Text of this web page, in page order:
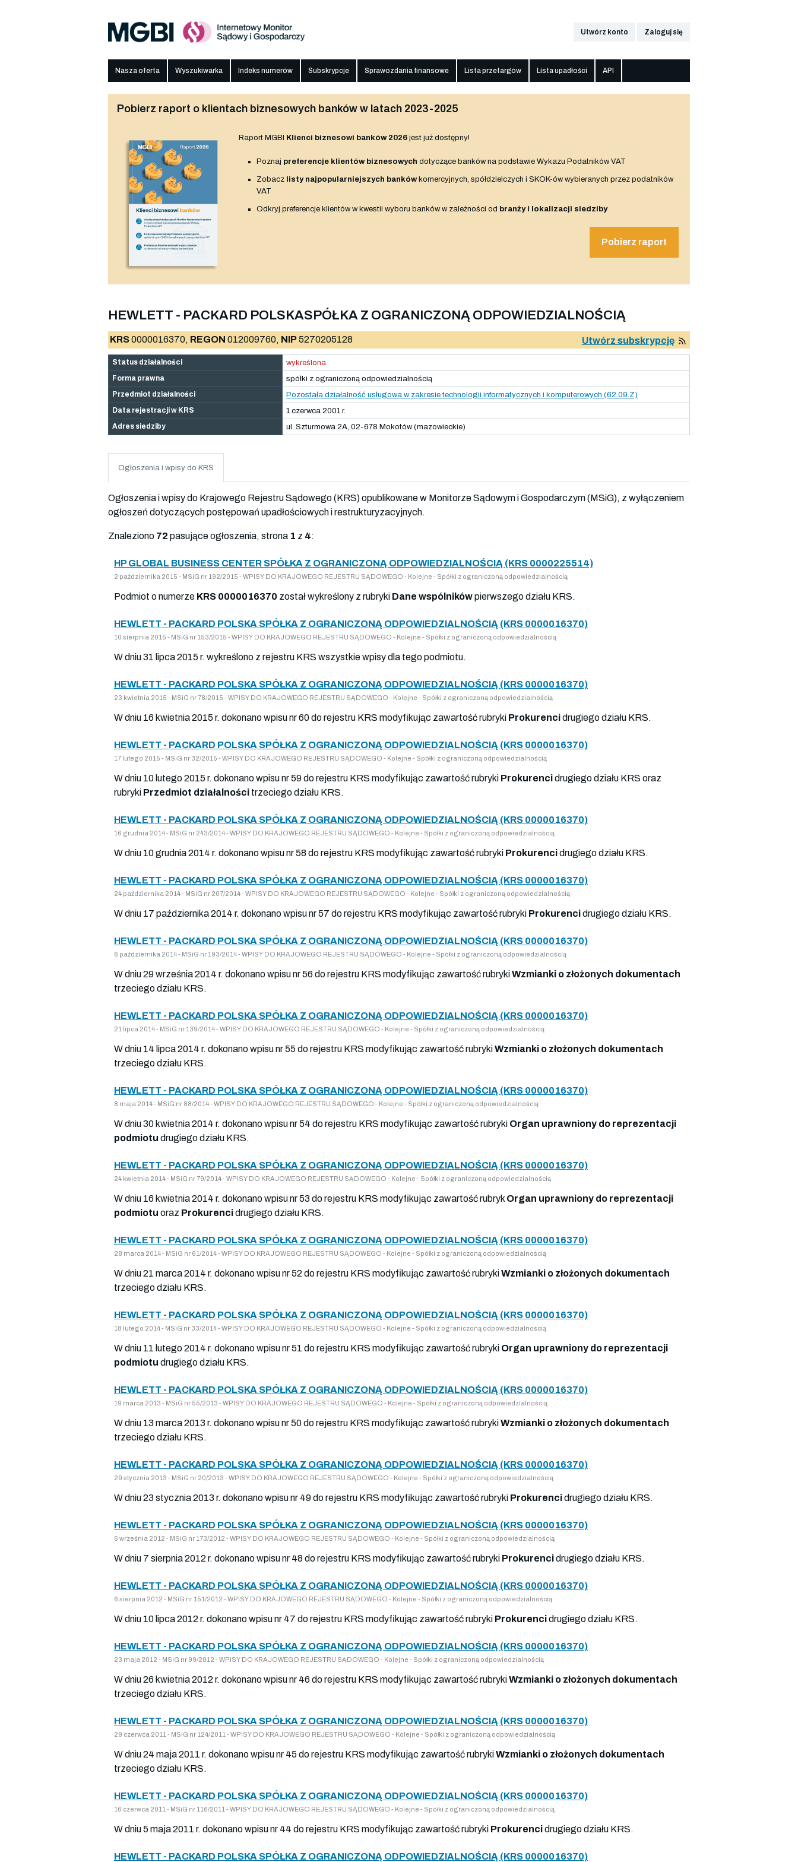
Utwórz konto Zaloguj się
Nasza oferta Wyszukiwarka Indeks numerów Subskrypcje Sprawozdania finansowe Lista przetargów Lista upadłości API
Pobierz raport o klientach biznesowych banków w latach 2023-2025
Raport MGBI Klienci biznesowi banków 2026 jest już dostępny!
Poznaj preferencje klientów biznesowych dotyczące banków na podstawie Wykazu Podatników VAT
Zobacz listy najpopularniejszych bankówkomercyjnych, spółdzielczych i SKOK-ów wybieranych przez podatników
VAT
Odkryj preferencje klientów w kwestii wyboru banków w zależności od branży i lokalizacji siedziby
Pobierz raport
HEWLETT - PACKARD POLSKASPÓŁKA Z OGRANICZONĄ ODPOWIEDZIALNOŚCIĄ
KRS0000016370, REGON 012009760, NIP5270205128 Utwórz subskrypcję
Status działalności
wykreślona
Forma prawna
spółki z ograniczoną odpowiedzialnością
Przedmiot działalności
Pozostała działalność usługowa w zakresie technologii informatycznych i komputerowych (62.09.Z)
Data rejestracji w KRS
1 czerwca 2001 r.
Adres siedziby
ul. Szturmowa 2A, 02-678 Mokotów (mazowieckie)
Ogłoszenia i wpisy do KRS
Ogłoszenia i wpisy do Krajowego Rejestru Sądowego (KRS) opublikowane w Monitorze Sądowym i Gospodarczym (MSiG), z wyłączeniem
ogłoszeń dotyczących postępowań upadłościowych i restrukturyzacyjnych.
Znaleziono 72 pasujące ogłoszenia, strona 1 z 4:
HP GLOBAL BUSINESS CENTER SPÓŁKA Z OGRANICZONĄ ODPOWIEDZIALNOŚCIĄ (KRS 0000225514)
2 października 2015 - MSiG nr 192/2015 - WPISY DO KRAJOWEGO REJESTRU SĄDOWEGO - Kolejne - Spółki z ograniczoną odpowiedzialnością
Podmiot o numerze KRS 0000016370 został wykreślony z rubryki Dane wspólnikówpierwszego działu KRS.
HEWLETT - PACKARD POLSKA SPÓŁKA Z OGRANICZONĄ ODPOWIEDZIALNOŚCIĄ (KRS 0000016370)
10 sierpnia 2015 - MSiG nr 153/2015 - WPISY DO KRAJOWEGO REJESTRU SĄDOWEGO - Kolejne - Spółki z ograniczoną odpowiedzialnością
W dniu 31 lipca 2015 r. wykreślono z rejestru KRS wszystkie wpisy dla tego podmiotu.
HEWLETT - PACKARD POLSKA SPÓŁKA Z OGRANICZONĄ ODPOWIEDZIALNOŚCIĄ (KRS 0000016370)
23 kwietnia 2015 - MSiG nr 78/2015 - WPISY DO KRAJOWEGO REJESTRU SĄDOWEGO - Kolejne - Spółki z ograniczoną odpowiedzialnością
W dniu 16 kwietnia 2015 r. dokonano wpisu nr 60 do rejestru KRS modyfikując zawartość rubryki Prokurencidrugiego działu KRS.
HEWLETT - PACKARD POLSKA SPÓŁKA Z OGRANICZONĄ ODPOWIEDZIALNOŚCIĄ (KRS 0000016370)
17 lutego 2015 - MSiG nr 32/2015 - WPISY DO KRAJOWEGO REJESTRU SĄDOWEGO - Kolejne - Spółki z ograniczoną odpowiedzialnością
W dniu 10 lutego 2015 r. dokonano wpisu nr 59 do rejestru KRS modyfikując zawartość rubryki Prokurencidrugiego działu KRS oraz
rubryki Przedmiot działalności trzeciego działu KRS.
HEWLETT - PACKARD POLSKA SPÓŁKA Z OGRANICZONĄ ODPOWIEDZIALNOŚCIĄ (KRS 0000016370)
16 grudnia 2014 - MSiG nr 243/2014 - WPISY DO KRAJOWEGO REJESTRU SĄDOWEGO - Kolejne - Spółki z ograniczoną odpowiedzialnością
W dniu 10 grudnia 2014 r. dokonano wpisu nr 58 do rejestru KRS modyfikując zawartość rubryki Prokurencidrugiego działu KRS.
HEWLETT - PACKARD POLSKA SPÓŁKA Z OGRANICZONĄ ODPOWIEDZIALNOŚCIĄ (KRS 0000016370)
24 października 2014 - MSiG nr 207/2014 - WPISY DO KRAJOWEGO REJESTRU SĄDOWEGO - Kolejne - Spółki z ograniczoną odpowiedzialnością
W dniu 17 października 2014 r. dokonano wpisu nr 57 do rejestru KRS modyfikując zawartość rubryki Prokurencidrugiego działu KRS.
HEWLETT - PACKARD POLSKA SPÓŁKA Z OGRANICZONĄ ODPOWIEDZIALNOŚCIĄ (KRS 0000016370)
6 października 2014 - MSiG nr 193/2014 - WPISY DO KRAJOWEGO REJESTRU SĄDOWEGO - Kolejne - Spółki z ograniczoną odpowiedzialnością
W dniu 29 września 2014 r. dokonano wpisu nr 56 do rejestru KRS modyfikując zawartość rubrykiWzmianki o złożonych dokumentach
trzeciego działu KRS.
HEWLETT - PACKARD POLSKA SPÓŁKA Z OGRANICZONĄ ODPOWIEDZIALNOŚCIĄ (KRS 0000016370)
21 lipca 2014 - MSiG nr 139/2014 - WPISY DO KRAJOWEGO REJESTRU SĄDOWEGO - Kolejne - Spółki z ograniczoną odpowiedzialnością
W dniu 14 lipca 2014 r. dokonano wpisu nr 55 do rejestru KRS modyfikując zawartość rubrykiWzmianki o złożonych dokumentach
trzeciego działu KRS.
HEWLETT - PACKARD POLSKA SPÓŁKA Z OGRANICZONĄ ODPOWIEDZIALNOŚCIĄ (KRS 0000016370)
8 maja 2014 - MSiG nr 88/2014 - WPISY DO KRAJOWEGO REJESTRU SĄDOWEGO - Kolejne - Spółki z ograniczoną odpowiedzialnością
W dniu 30 kwietnia 2014 r. dokonano wpisu nr 54 do rejestru KRS modyfikując zawartość rubryki Organ uprawniony do reprezentacji
podmiotu drugiego działu KRS.
HEWLETT - PACKARD POLSKA SPÓŁKA Z OGRANICZONĄ ODPOWIEDZIALNOŚCIĄ (KRS 0000016370)
24 kwietnia 2014 - MSiG nr 79/2014 - WPISY DO KRAJOWEGO REJESTRU SĄDOWEGO - Kolejne - Spółki z ograniczoną odpowiedzialnością
W dniu 16 kwietnia 2014 r. dokonano wpisu nr 53 do rejestru KRS modyfikując zawartość rubryk Organ uprawniony do reprezentacji
podmiotu oraz Prokurencidrugiego działu KRS.
HEWLETT - PACKARD POLSKA SPÓŁKA Z OGRANICZONĄ ODPOWIEDZIALNOŚCIĄ (KRS 0000016370)
28 marca 2014 - MSiG nr 61/2014 - WPISY DO KRAJOWEGO REJESTRU SĄDOWEGO - Kolejne - Spółki z ograniczoną odpowiedzialnością
W dniu 21 marca 2014 r. dokonano wpisu nr 52 do rejestru KRS modyfikując zawartość rubrykiWzmianki o złożonych dokumentach
trzeciego działu KRS.
HEWLETT - PACKARD POLSKA SPÓŁKA Z OGRANICZONĄ ODPOWIEDZIALNOŚCIĄ (KRS 0000016370)
18 lutego 2014 - MSiG nr 33/2014 - WPISY DO KRAJOWEGO REJESTRU SĄDOWEGO - Kolejne - Spółki z ograniczoną odpowiedzialnością
W dniu 11 lutego 2014 r. dokonano wpisu nr 51 do rejestru KRS modyfikując zawartość rubryki Organ uprawniony do reprezentacji
podmiotu drugiego działu KRS.
HEWLETT - PACKARD POLSKA SPÓŁKA Z OGRANICZONĄ ODPOWIEDZIALNOŚCIĄ (KRS 0000016370)
19 marca 2013 - MSiG nr 55/2013 - WPISY DO KRAJOWEGO REJESTRU SĄDOWEGO - Kolejne - Spółki z ograniczoną odpowiedzialnością
W dniu 13 marca 2013 r. dokonano wpisu nr 50 do rejestru KRS modyfikując zawartość rubrykiWzmianki o złożonych dokumentach
trzeciego działu KRS.
HEWLETT - PACKARD POLSKA SPÓŁKA Z OGRANICZONĄ ODPOWIEDZIALNOŚCIĄ (KRS 0000016370)
29 stycznia 2013 - MSiG nr 20/2013 - WPISY DO KRAJOWEGO REJESTRU SĄDOWEGO - Kolejne - Spółki z ograniczoną odpowiedzialnością
W dniu 23 stycznia 2013 r. dokonano wpisu nr 49 do rejestru KRS modyfikując zawartość rubryki Prokurencidrugiego działu KRS.
HEWLETT - PACKARD POLSKA SPÓŁKA Z OGRANICZONĄ ODPOWIEDZIALNOŚCIĄ (KRS 0000016370)
6 września 2012 - MSiG nr 173/2012 - WPISY DO KRAJOWEGO REJESTRU SĄDOWEGO - Kolejne - Spółki z ograniczoną odpowiedzialnością
W dniu 7 sierpnia 2012 r. dokonano wpisu nr 48 do rejestru KRS modyfikując zawartość rubryki Prokurencidrugiego działu KRS.
HEWLETT - PACKARD POLSKA SPÓŁKA Z OGRANICZONĄ ODPOWIEDZIALNOŚCIĄ (KRS 0000016370)
6 sierpnia 2012 - MSiG nr 151/2012 - WPISY DO KRAJOWEGO REJESTRU SĄDOWEGO - Kolejne - Spółki z ograniczoną odpowiedzialnością
W dniu 10 lipca 2012 r. dokonano wpisu nr 47 do rejestru KRS modyfikując zawartość rubryki Prokurencidrugiego działu KRS.
HEWLETT - PACKARD POLSKA SPÓŁKA Z OGRANICZONĄ ODPOWIEDZIALNOŚCIĄ (KRS 0000016370)
23 maja 2012 - MSiG nr 99/2012 - WPISY DO KRAJOWEGO REJESTRU SĄDOWEGO - Kolejne - Spółki z ograniczoną odpowiedzialnością
W dniu 26 kwietnia 2012 r. dokonano wpisu nr 46 do rejestru KRS modyfikując zawartość rubrykiWzmianki o złożonych dokumentach
trzeciego działu KRS.
HEWLETT - PACKARD POLSKA SPÓŁKA Z OGRANICZONĄ ODPOWIEDZIALNOŚCIĄ (KRS 0000016370)
29 czerwca 2011 - MSiG nr 124/2011 - WPISY DO KRAJOWEGO REJESTRU SĄDOWEGO - Kolejne - Spółki z ograniczoną odpowiedzialnością
W dniu 24 maja 2011 r. dokonano wpisu nr 45 do rejestru KRS modyfikując zawartość rubrykiWzmianki o złożonych dokumentach
trzeciego działu KRS.
HEWLETT - PACKARD POLSKA SPÓŁKA Z OGRANICZONĄ ODPOWIEDZIALNOŚCIĄ (KRS 0000016370)
16 czerwca 2011 - MSiG nr 116/2011 - WPISY DO KRAJOWEGO REJESTRU SĄDOWEGO - Kolejne - Spółki z ograniczoną odpowiedzialnością
W dniu 5 maja 2011 r. dokonano wpisu nr 44 do rejestru KRS modyfikując zawartość rubryki Prokurencidrugiego działu KRS.
HEWLETT - PACKARD POLSKA SPÓŁKA Z OGRANICZONĄ ODPOWIEDZIALNOŚCIĄ (KRS 0000016370)